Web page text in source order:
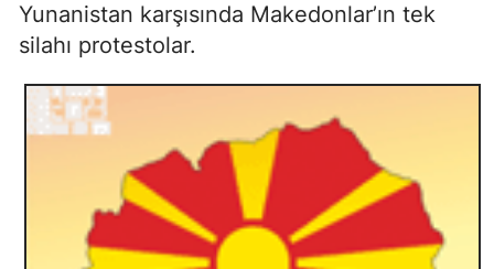
Yunanistan karşısında Makedonlar’ın tek
silahı protestolar.